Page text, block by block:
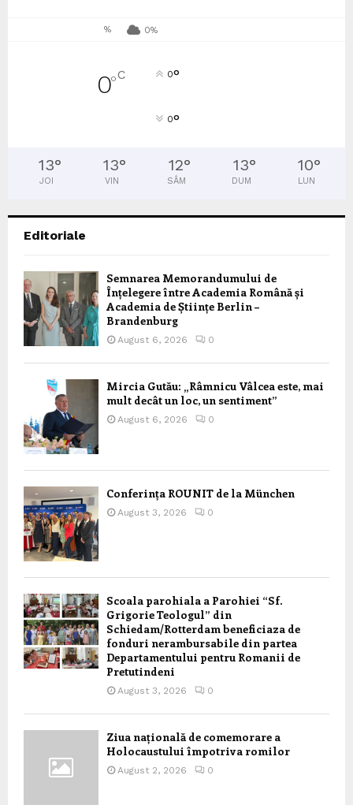
% 0%
0°C 0°
0°
13°
JOI
13°
VIN
12°
SÂM
13°
DUM
10°
LUN
Editoriale
Semnarea Memorandumului de
Înțelegere între Academia Română și
Academia de Științe Berlin –
Brandenburg
August 6, 2026 0
Mircia Gutău: „Râmnicu Vâlcea este, mai
mult decât un loc, un sentiment”
August 6, 2026 0
Conferința ROUNIT de la München
August 3, 2026 0
Scoala parohiala a Parohiei “Sf.
Grigorie Teologul” din
Schiedam/Rotterdam beneficiaza de
fonduri nerambursabile din partea
Departamentului pentru Romanii de
Pretutindeni
August 3, 2026 0
Ziua națională de comemorare a
Holocaustului împotriva romilor
August 2, 2026 0